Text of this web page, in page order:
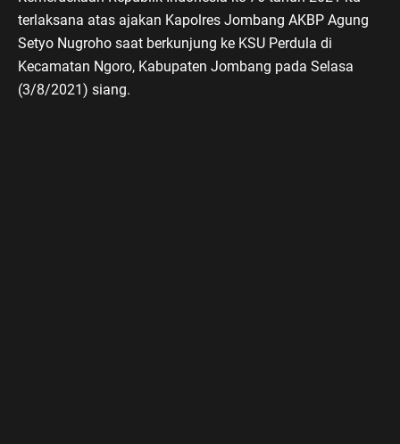
terlaksana atas ajakan Kapolres Jombang AKBP Agung
Setyo Nugroho saat berkunjung ke KSU Perdula di
Kecamatan Ngoro, Kabupaten Jombang pada Selasa
(3/8/2021) siang.